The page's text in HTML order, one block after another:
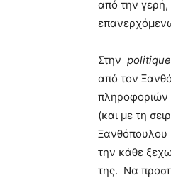
από την
Στην politique
από τον
πληροφοριών
(και με τη
την κάθε
της. Να